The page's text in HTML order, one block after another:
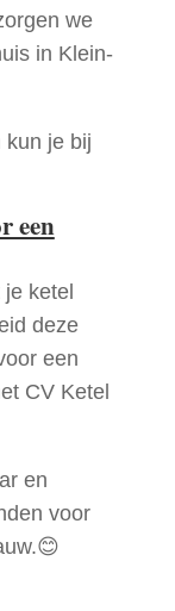
we
in Klein-
kun je bij
een
ketel
deze
een
CV Ketel
en
voor